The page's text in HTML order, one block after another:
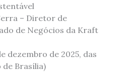
– Diretor de
de Negócios da Kraft
dezembro de 2025, das
de Brasília)